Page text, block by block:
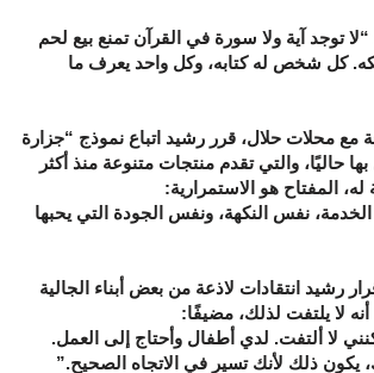
توجد آية ولا سورة في القرآن تمنع بيع لحم
كل شخص له كتابه، وكل واحد يعرف ما
مع محلات حلال، قرر رشيد اتباع نموذج “جزارة
حاليًا، والتي تقدم منتجات متنوعة منذ أكثر
نفس النكهة، ونفس الجودة التي يحبها
رشيد انتقادات لاذعة من بعض أبناء الجالية
أنه لا يلتفت لذلك، مضيفًا:
لا ألتفت. لدي أطفال وأحتاج إلى العمل.
يكون ذلك لأنك تسير في الاتجاه الصحيح.”